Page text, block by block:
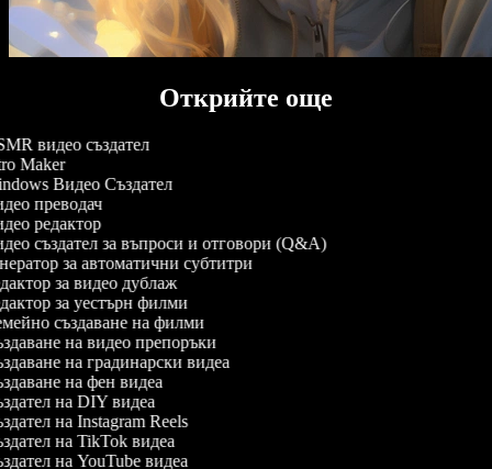
Открийте още
видео създател
Maker
Видео Създател
преводач
редактор
създател за въпроси и отговори (Q&A)
за автоматични субтитри
за видео дублаж
за уестърн филми
създаване на филми
на видео препоръки
на градинарски видеа
на фен видеа
на DIY видеа
на Instagram Reels
на TikTok видеа
на YouTube видеа